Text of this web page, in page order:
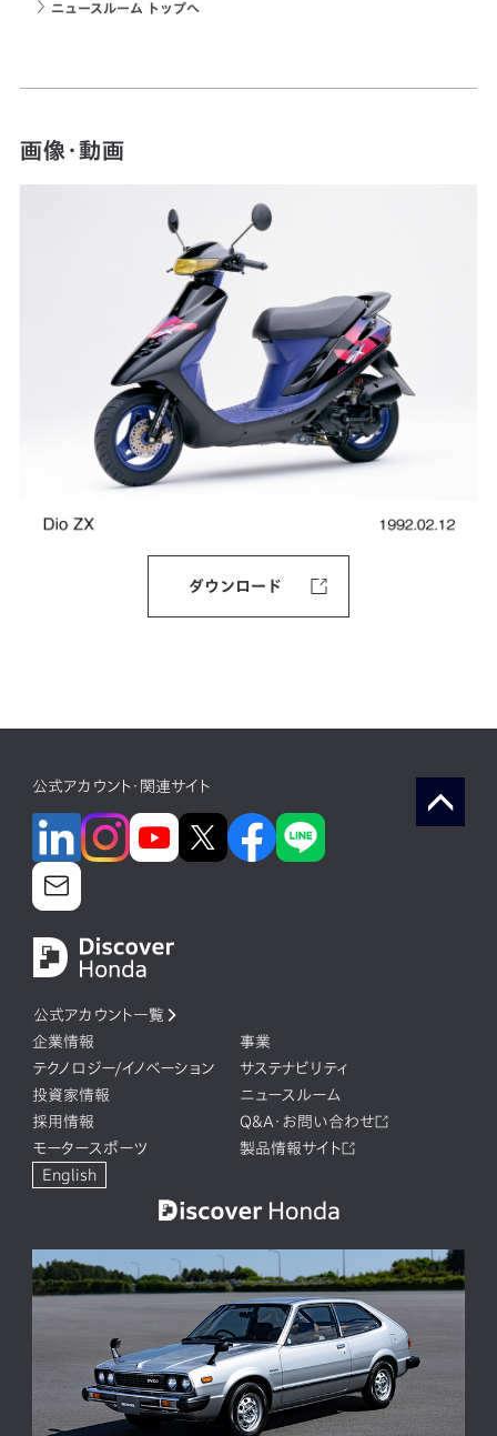
ニュースルーム トップへ
画像・動画
ダウンロード
公式アカウント・関連サイト
公式アカウント一覧
企業情報
事業
テクノロジー/イノベーション
サステナビリティ
投資家情報
ニュースルーム
採用情報
Q&A・お問い合わせ
モータースポーツ
製品情報サイト
English